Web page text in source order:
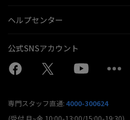
ヘルプセンター
公式SNSアカウント
専門スタッフ直通: 4000-300624